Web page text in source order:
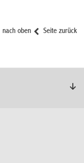
Seite zurück
nach oben